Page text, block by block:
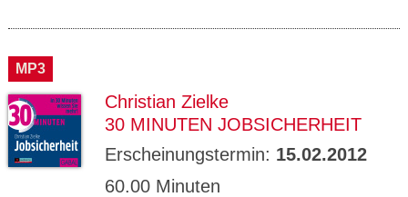
MP3
Christian Zielke
30 MINUTEN JOBSICHERHEIT
Erscheinungstermin: 15.02.2012
60.00 Minuten